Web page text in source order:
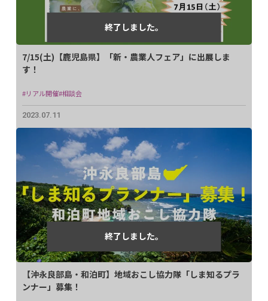
7/15(土)【鹿児島県】「新・農業人フェア」に出展しま
す！
#リアル開催#相談会
2023.07.11
【沖永良部島・和泊町】地域おこし協力隊「しま知るプラ
ンナー」募集！